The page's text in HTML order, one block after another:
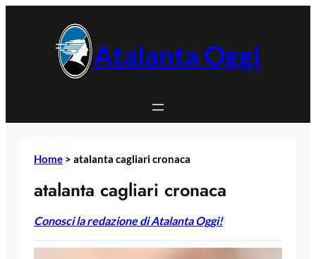
Atalanta Oggi
Home > atalanta cagliari cronaca
atalanta cagliari cronaca
Conosci la redazione di Atalanta Oggi!